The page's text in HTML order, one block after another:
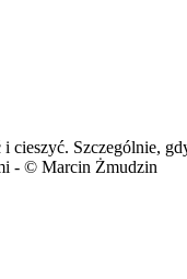
Szczególnie,
- © Marcin Żmudzin